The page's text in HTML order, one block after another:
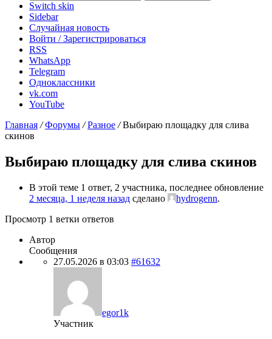
Switch skin
Sidebar
Случайная новость
Войти / Зарегистрироваться
RSS
WhatsApp
Telegram
Одноклассники
vk.com
YouTube
Главная / Форумы / Разное / Выбираю площадку для слива
скинов
Выбираю площадку для слива скинов
В этой теме 1 ответ, 2 участника, последнее обновление
2 месяца, 1 неделя назад сделано hydrogenn.
Просмотр 1 ветки ответов
Автор
Сообщения
27.05.2026 в 03:03 #61632
egor1k
Участник